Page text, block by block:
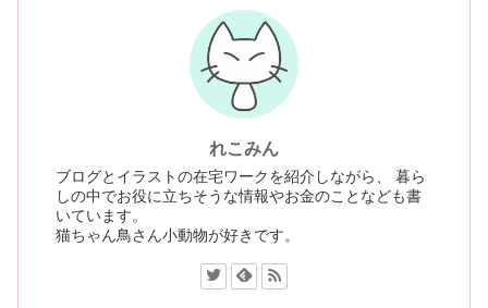
れこみん
ブログとイラストの在宅ワークを紹介しながら、 暮ら
しの中でお役に立ちそうな情報やお金のことなども書
いています。
猫ちゃん鳥さん小動物が好きです。